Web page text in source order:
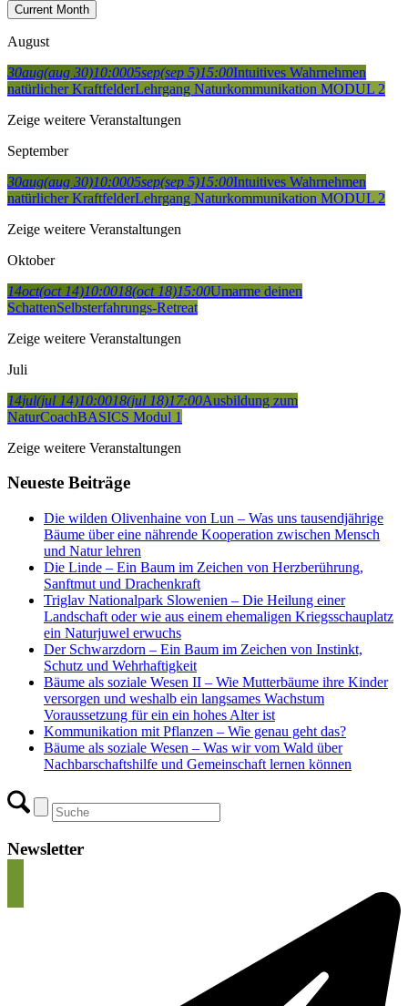
Current Month
August
30aug(aug 30)10:0005sep(sep 5)15:00Intuitives Wahrnehmen
natürlicher KraftfelderLehrgang Naturkommunikation MODUL 2
Zeige weitere Veranstaltungen
September
30aug(aug 30)10:0005sep(sep 5)15:00Intuitives Wahrnehmen
natürlicher KraftfelderLehrgang Naturkommunikation MODUL 2
Zeige weitere Veranstaltungen
Oktober
14oct(oct 14)10:0018(oct 18)15:00Umarme deinen
SchattenSelbsterfahrungs-Retreat
Zeige weitere Veranstaltungen
Juli
14jul(jul 14)10:0018(jul 18)17:00Ausbildung zum
NaturCoachBASICS Modul 1
Zeige weitere Veranstaltungen
Neueste Beiträge
Die wilden Olivenhaine von Lun – Was uns tausendjährige
Bäume über eine nährende Kooperation zwischen Mensch
und Natur lehren
Die Linde – Ein Baum im Zeichen von Herzberührung,
Sanftmut und Drachenkraft
Triglav Nationalpark Slowenien – Die Heilung einer
Landschaft oder wie aus einem ehemaligen Kriegsschauplatz
ein Naturjuwel erwuchs
Der Schwarzdorn – Ein Baum im Zeichen von Instinkt,
Schutz und Wehrhaftigkeit
Bäume als soziale Wesen II – Wie Mutterbäume ihre Kinder
versorgen und weshalb ein langsames Wachstum
Voraussetzung für ein ein hohes Alter ist
Kommunikation mit Pflanzen – Wie genau geht das?
Bäume als soziale Wesen – Was wir vom Wald über
Nachbarschaftshilfe und Gemeinschaft lernen können
Newsletter